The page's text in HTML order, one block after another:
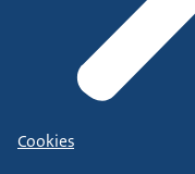
Cookies